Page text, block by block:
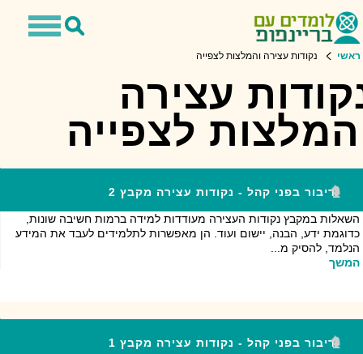
Toggle
Toggle
ראשי נקודות עצירה והמלצות לצפייה
עצירה
לצפייה
דיבור בפני קהל - נקודות עצירה מקבץ 2
השאלות במקבץ נקודות העצירה מעודדות למידה ברמות חשיבה שונות,
כדוגמת ידע, הבנה, יישום ועוד. הן מאפשרות לתלמידים לעבד את המידע
הנלמד, להסיק מ...
המשך
דיבור בפני קהל - נקודות עצירה מקבץ 1